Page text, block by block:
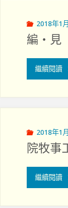
2018年1
編‧見
繼續閱讀"
2018年1
院牧事
繼續閱讀"